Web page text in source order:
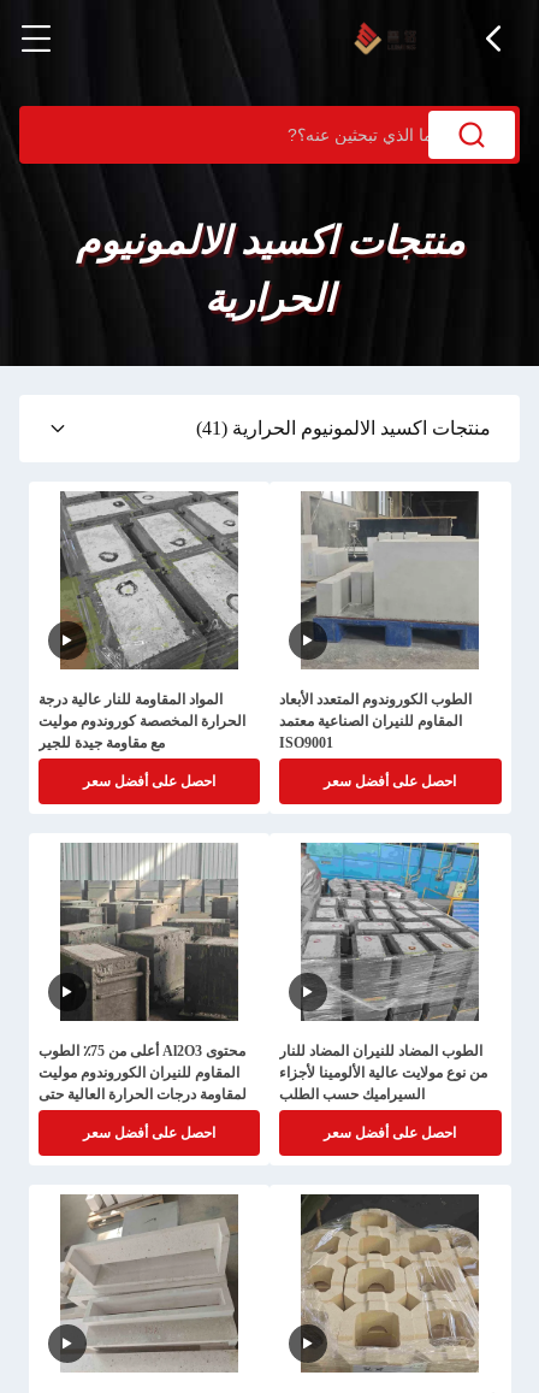
منتجات اكسيد الالمونيوم
الحرارية
منتجات اكسيد الالمونيوم الحرارية (41)
الطوب الكوروندوم المتعدد الأبعاد
المقاوم للنيران الصناعية معتمد
ISO9001
احصل على أفضل سعر
المواد المقاومة للنار عالية درجة
الحرارة المخصصة كوروندوم موليت
مع مقاومة جيدة للجير
احصل على أفضل سعر
الطوب المضاد للنيران المضاد للنار
من نوع مولايت عالية الألومينا لأجزاء
السيراميك حسب الطلب
احصل على أفضل سعر
محتوى Al2O3 أعلى من 75٪ الطوب
المقاوم للنيران الكوروندوم موليت
لمقاومة درجات الحرارة العالية حتى
احصل على أفضل سعر